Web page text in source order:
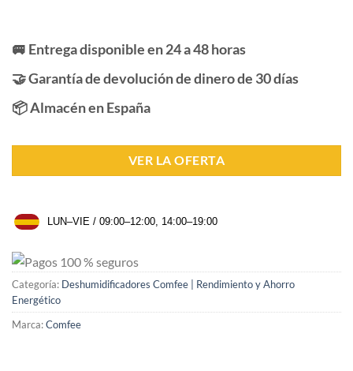
🚐 Entrega disponible en 24 a 48 horas
🤝 Garantía de devolución de dinero de 30 días
📦 Almacén en España
VER LA OFERTA
LUN–VIE / 09:00–12:00, 14:00–19:00
Categoría: Deshumidificadores Comfee | Rendimiento y Ahorro
Energético
Marca:Comfee